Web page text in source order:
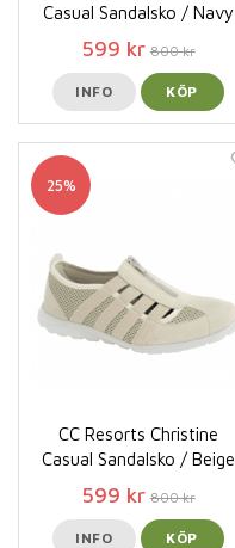
Casual Sandalsko / Navy
599 kr 800 kr
INFO KÖP
25%
CC Resorts Christine
Casual Sandalsko / Beige
599 kr 800 kr
INFO KÖP